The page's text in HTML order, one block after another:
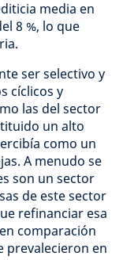
media en
8 %, lo que
ser selectivo y
cíclicos y
las del sector
un alto
como un
A menudo se
son un sector
de este sector
refinanciar esa
comparación
prevalecieron en